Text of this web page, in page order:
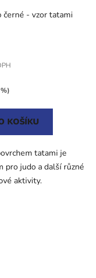
černé - vzor tatami
KOŠÍKU
tatami je
pro judo a další různé
aktivity.